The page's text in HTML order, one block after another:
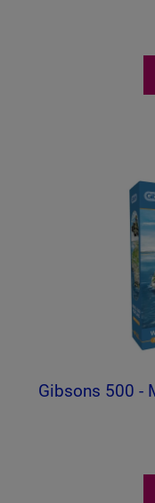
Gibsons 500 -